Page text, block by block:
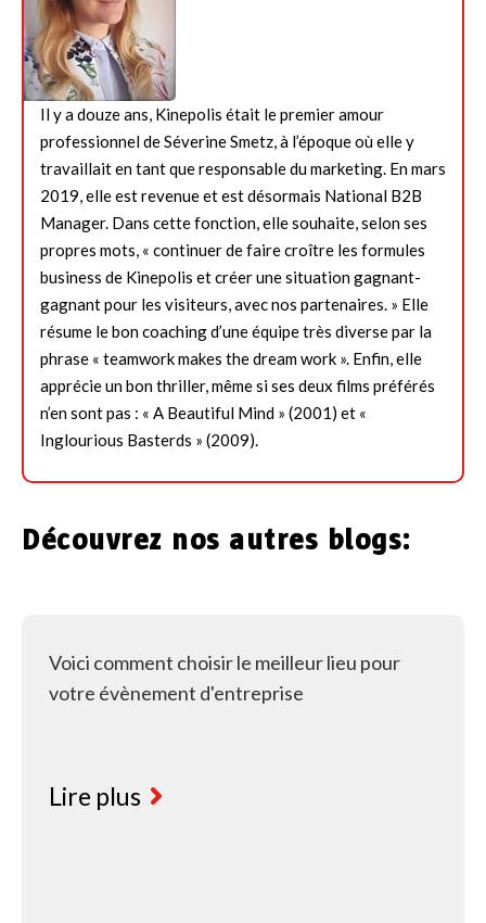
Il y a douze ans, Kinepolis était le premier amour
professionnel de Séverine Smetz, à l’époque où elle y
travaillait en tant que responsable du marketing. En mars
2019, elle est revenue et est désormais National B2B
Manager. Dans cette fonction, elle souhaite, selon ses
propres mots, « continuer de faire croître les formules
business de Kinepolis et créer une situation gagnant-
gagnant pour les visiteurs, avec nos partenaires. » Elle
résume le bon coaching d’une équipe très diverse par la
phrase « teamwork makes the dream work ». Enfin, elle
apprécie un bon thriller, même si ses deux films préférés
n’en sont pas : « A Beautiful Mind » (2001) et «
Inglourious Basterds » (2009).
Découvrez nos autres blogs:
Voici comment choisir le meilleur lieu pour
votre évènement d'entreprise
Lire plus